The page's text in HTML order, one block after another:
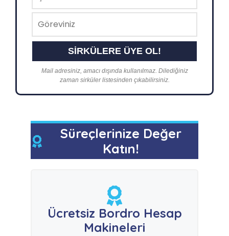
Mail adresiniz, amacı dışında kullanılmaz. Dilediğiniz
zaman sirküler listesinden çıkabilirsiniz.
Süreçlerinize Değer
Katın!
Ücretsiz Bordro Hesap
Makineleri